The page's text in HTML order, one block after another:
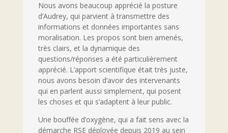
Nous avons beaucoup apprécié la posture
d’Audrey, qui parvient à transmettre des
informations et données importantes sans
moralisation. Les propos sont bien amenés,
très clairs, et la dynamique des
questions/réponses a été particulièrement
apprécié. L’apport scientifique était très juste,
nous avons besoin d’avoir des intervenants
qui en parlent aussi simplement, qui posent
les choses et qui s’adaptent à leur public.
Une bouffée d’oxygène, qui a fait sens avec la
démarche RSE déployée depuis 2019 au sein